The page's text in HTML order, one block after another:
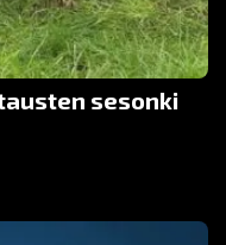
sesonki